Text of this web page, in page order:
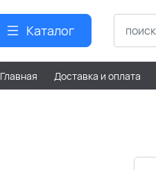
Каталог
Главная Доставка и оплата